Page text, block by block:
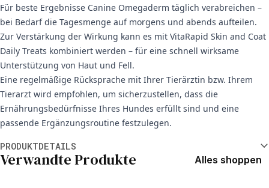
Für beste Ergebnisse Canine Omegaderm täglich verabreichen –
bei Bedarf die Tagesmenge auf morgens und abends aufteilen.
Zur Verstärkung der Wirkung kann es mit VitaRapid Skin and Coat
Daily Treats kombiniert werden – für eine schnell wirksame
Unterstützung von Haut und Fell.
Eine regelmäßige Rücksprache mit Ihrer Tierärztin bzw. Ihrem
Tierarzt wird empfohlen, um sicherzustellen, dass die
Ernährungsbedürfnisse Ihres Hundes erfüllt sind und eine
passende Ergänzungsroutine festzulegen.
PRODUKTDETAILS
Verwandte Produkte Alles shoppen